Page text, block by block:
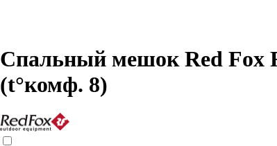
Спальный мешок Red Fox
(t°комф. 8)